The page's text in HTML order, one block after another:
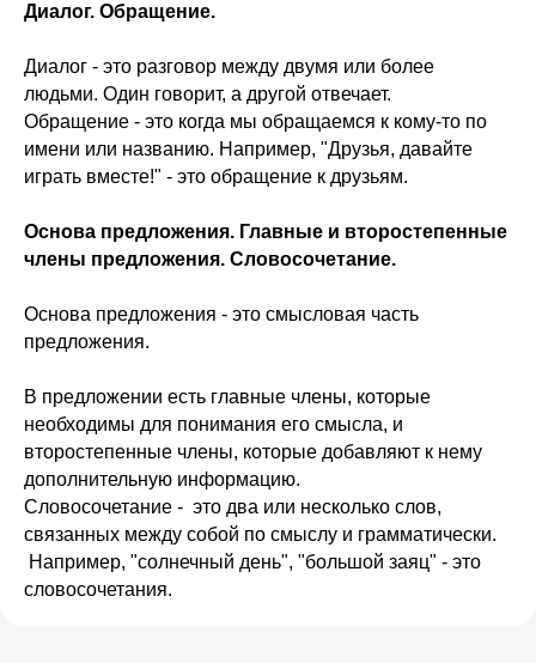
Диалог. Обращение.
Диалог - это разговор между двумя или более
людьми. Один говорит, а другой отвечает.
Обращение - это когда мы обращаемся к кому-то по
имени или названию. Например, "Друзья, давайте
играть вместе!" - это обращение к друзьям.
Основа предложения. Главные и второстепенные
члены предложения. Словосочетание.
Основа предложения - это смысловая часть
предложения.
В предложении есть главные члены, которые
необходимы для понимания его смысла, и
второстепенные члены, которые добавляют к нему
дополнительную информацию.
Словосочетание - это два или несколько слов,
связанных между собой по смыслу и грамматически.
Например, "солнечный день", "большой заяц" - это
словосочетания.